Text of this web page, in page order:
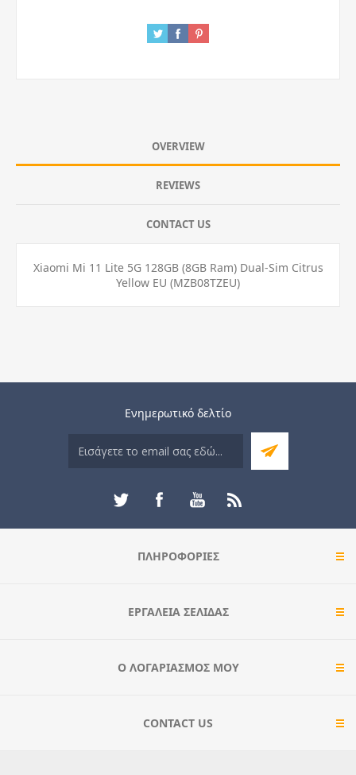
OVERVIEW
REVIEWS
CONTACT US
Xiaomi Mi 11 Lite 5G 128GB (8GB Ram) Dual-Sim Citrus
Yellow EU (MZB08TZEU)
Ενημερωτικό δελτίο
ΠΛΗΡΟΦΟΡΊΕΣ
ΕΡΓΑΛΕΊΑ ΣΕΛΊΔΑΣ
Ο ΛΟΓΑΡΙΑΣΜΌΣ ΜΟΥ
CONTACT US